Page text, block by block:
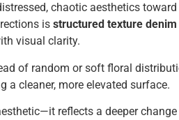
chaotic aesthetics
is structured texture
visual clarity.
of random or soft floral
a cleaner, more elevated surface.
reflects a deeper